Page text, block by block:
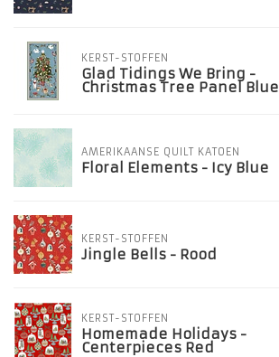
KERST-STOFFEN
Glad Tidings We Bring -
Christmas Tree Panel Blue
AMERIKAANSE QUILT KATOEN
Floral Elements - Icy Blue
KERST-STOFFEN
Jingle Bells - Rood
KERST-STOFFEN
Homemade Holidays -
Centerpieces Red